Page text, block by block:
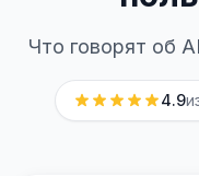
Что говорят об
4.9